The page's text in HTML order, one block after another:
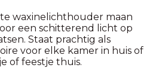
waxinelichthouder maan
een schitterend licht op
Staat prachtig als
voor elke kamer in huis of
of feestje thuis.